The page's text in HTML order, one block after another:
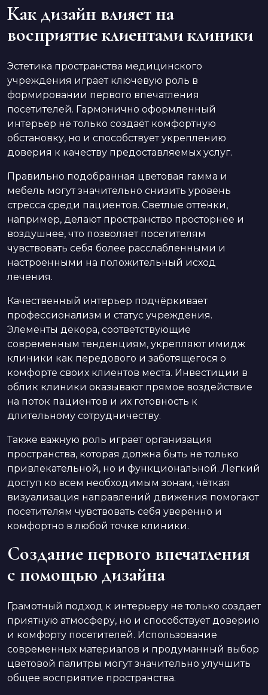
Как дизайн влияет на
восприятие клиентами клиники
Эстетика пространства медицинского
учреждения играет ключевую роль в
формировании первого впечатления
посетителей. Гармонично оформленный
интерьер не только создаёт комфортную
обстановку, но и способствует укреплению
доверия к качеству предоставляемых услуг.
Правильно подобранная цветовая гамма и
мебель могут значительно снизить уровень
стресса среди пациентов. Светлые оттенки,
например, делают пространство просторнее и
воздушнее, что позволяет посетителям
чувствовать себя более расслабленными и
настроенными на положительный исход
лечения.
Качественный интерьер подчёркивает
профессионализм и статус учреждения.
Элементы декора, соответствующие
современным тенденциям, укрепляют имидж
клиники как передового и заботящегося о
комфорте своих клиентов места. Инвестиции в
облик клиники оказывают прямое воздействие
на поток пациентов и их готовность к
длительному сотрудничеству.
Также важную роль играет организация
пространства, которая должна быть не только
привлекательной, но и функциональной. Легкий
доступ ко всем необходимым зонам, чёткая
визуализация направлений движения помогают
посетителям чувствовать себя уверенно и
комфортно в любой точке клиники.
Создание первого впечатления
с помощью дизайна
Грамотный подход к интерьеру не только создает
приятную атмосферу, но и способствует доверию
и комфорту посетителей. Использование
современных материалов и продуманный выбор
цветовой палитры могут значительно улучшить
общее восприятие пространства.